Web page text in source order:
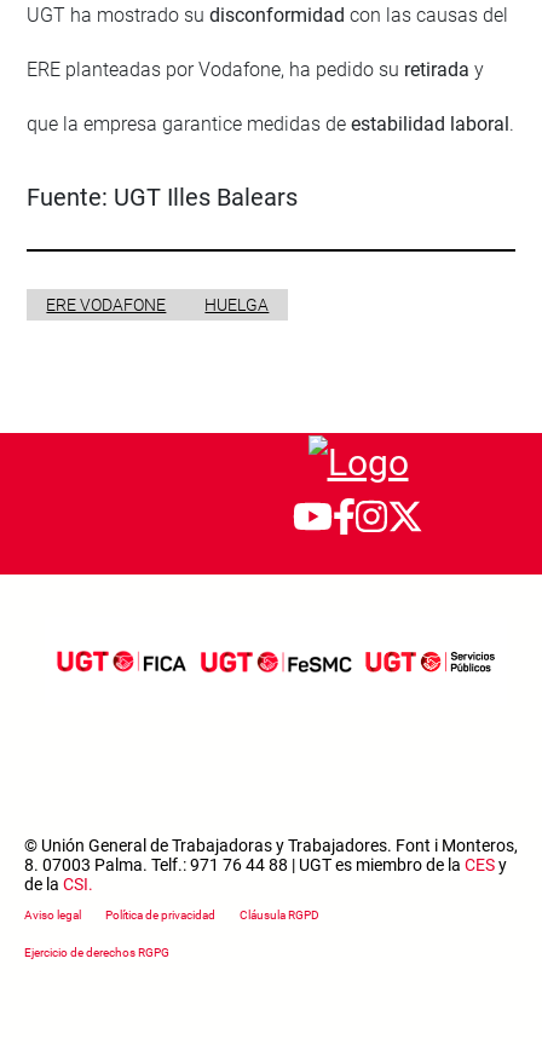
UGT ha mostrado sudisconformidad con las causas del
ERE planteadas por Vodafone, ha pedido su retiraday
que la empresa garantice medidas deestabilidad laboral.
Fuente: UGT Illes Balears
ERE VODAFONE HUELGA
© Unión General de Trabajadoras y Trabajadores. Font i Monteros,
8. 07003 Palma. Telf.: 971 76 44 88 | UGT es miembro de la CESy
de la CSI.
Footer menu
Aviso legal Política de privacidad Cláusula RGPD
Ejercicio de derechos RGPG